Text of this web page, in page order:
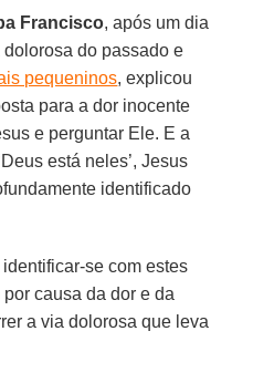
Francisco, após um dia
do passado e
pequeninos, explicou
para a dor inocente
e perguntar Ele. E a
está neles’, Jesus
identificado
se com estes
causa da dor e da
a via dolorosa que leva